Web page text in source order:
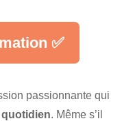
✅
passionnante qui
. Même s’il